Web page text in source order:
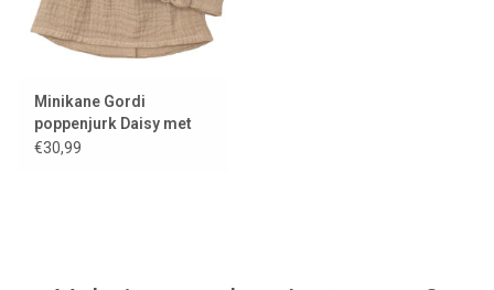
Minikane Gordi
poppenjurk Daisy met
hoofdband / moka
€30,99